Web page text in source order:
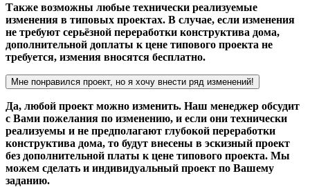
Также возможны любые технически реализуемые
изменения в типовых проектах. В случае, если изменения
не требуют серьёзной переработки конструктива дома,
дополнительной доплаты к цене типового проекта не
требуется, измения вносятся бесплатно.
Мне понравился проект, но я хочу внести ряд изменений!
Да, любой проект можно изменить. Наш менеджер обсудит
с Вами пожелания по изменению, и если они технически
реализуемы и не предполагают глубокой переработки
конструктива дома, то будут внесены в эскизный проект
без дополнительной платы к цене типового проекта. Мы
можем сделать и индивидуальный проект по Вашему
заданию.